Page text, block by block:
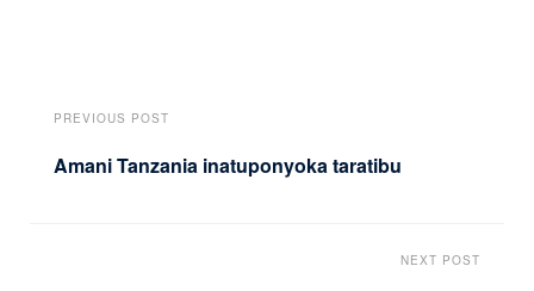
PREVIOUS POST
Amani Tanzania inatuponyoka taratibu
NEXT POST